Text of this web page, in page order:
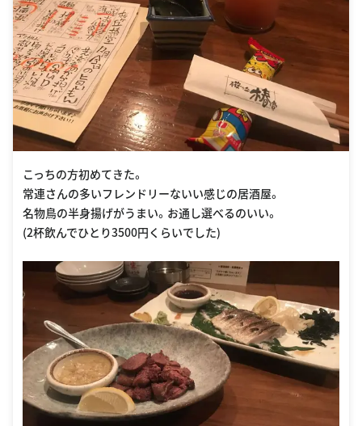
こっちの方初めてきた。
常連さんの多いフレンドリーないい感じの居酒屋。
名物鳥の半身揚げがうまい。お通し選べるのいい。
(2杯飲んでひとり3500円くらいでした)